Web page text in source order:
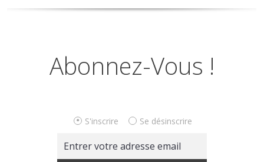
Abonnez-Vous !
S'inscrire Se désinscrire